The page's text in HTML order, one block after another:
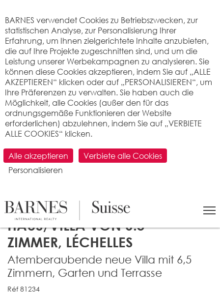
9 Fotos
HAUS/VILLA VON 6.5
ZIMMER, LÉCHELLES
Atemberaubende neue Villa mit 6,5
Zimmern, Garten und Terrasse
Réf 81234
BARNES verwendet Cookies zu Betriebszwecken, zur
statistischen Analyse, zur Personalisierung Ihrer
Erfahrung, um Ihnen zielgerichtete Inhalte anzubieten,
die auf Ihre Projekte zugeschnitten sind, und um die
Leistung unserer Werbekampagnen zu analysieren. Sie
können diese Cookies akzeptieren, indem Sie auf „ALLE
AKZEPTIEREN“ klicken oder auf „PERSONALISIEREN“, um
Ihre Präferenzen zu verwalten. Sie haben auch die
Möglichkeit, alle Cookies (außer den für das
ordnungsgemäße Funktionieren der Website
erforderlichen) abzulehnen, indem Sie auf „VERBIETE
ALLE COOKIES“ klicken.
Alle akzeptieren
Verbiete alle Cookies
Personalisieren